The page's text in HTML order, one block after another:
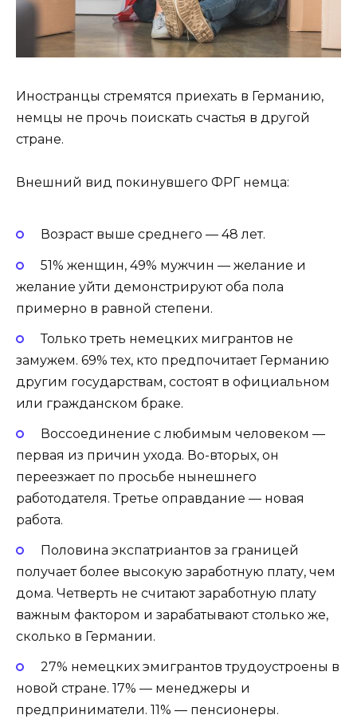
Иностранцы стремятся приехать в Германию,
немцы не прочь поискать счастья в другой
стране.
Внешний вид покинувшего ФРГ немца:
Возраст выше среднего — 48 лет.
51% женщин, 49% мужчин — желание и
желание уйти демонстрируют оба пола
примерно в равной степени.
Только треть немецких мигрантов не
замужем. 69% тех, кто предпочитает Германию
другим государствам, состоят в официальном
или гражданском браке.
Воссоединение с любимым человеком —
первая из причин ухода. Во-вторых, он
переезжает по просьбе нынешнего
работодателя. Третье оправдание — новая
работа.
Половина экспатриантов за границей
получает более высокую заработную плату, чем
дома. Четверть не считают заработную плату
важным фактором и зарабатывают столько же,
сколько в Германии.
27% немецких эмигрантов трудоустроены в
новой стране. 17% — менеджеры и
предприниматели. 11% — пенсионеры.